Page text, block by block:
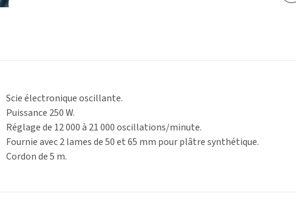
Scie électronique oscillante.
Puissance 250 W.
Réglage de 12 000 à 21 000 oscillations/minute.
Fournie avec 2 lames de 50 et 65 mm pour plâtre synthétique.
Cordon de 5 m.